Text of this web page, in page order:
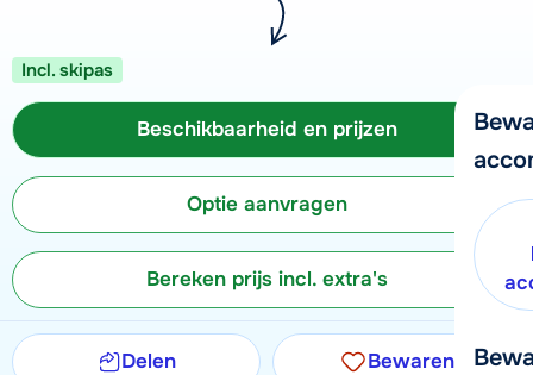
Incl. skipas
Beschikbaarheid en prijzen
Optie aanvragen
Bereken prijs incl. extra's
Delen Bewaren